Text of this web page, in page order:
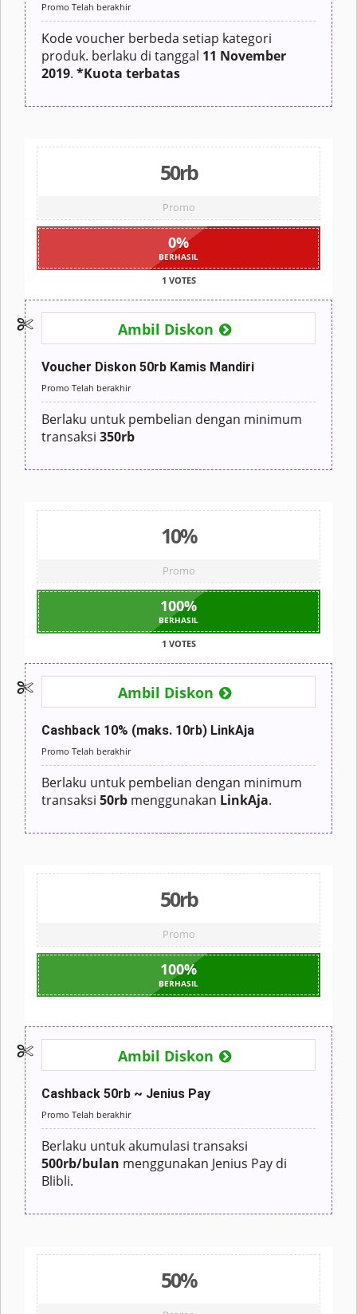
Promo Telah berakhir
Kode voucher berbeda setiap kategori
produk. berlaku di tanggal 11 November
2019. *Kuota terbatas
50rb
Promo
0%
BERHASIL
1 VOTES
Ambil Diskon
Voucher Diskon 50rb Kamis Mandiri
Promo Telah berakhir
Berlaku untuk pembelian dengan minimum
transaksi 350rb
10%
Promo
100%
BERHASIL
1 VOTES
Ambil Diskon
Cashback 10% (maks. 10rb) LinkAja
Promo Telah berakhir
Berlaku untuk pembelian dengan minimum
transaksi 50rb menggunakan LinkAja.
50rb
Promo
100%
BERHASIL
Ambil Diskon
Cashback 50rb ~ Jenius Pay
Promo Telah berakhir
Berlaku untuk akumulasi transaksi
500rb/bulan menggunakan Jenius Pay di
Blibli.
50%